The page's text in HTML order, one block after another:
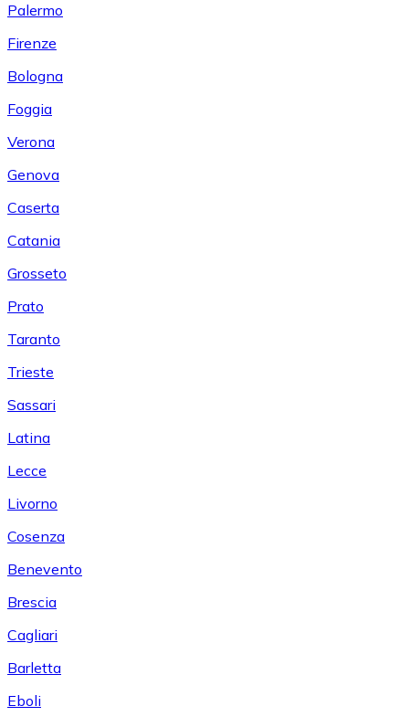
Palermo
Firenze
Bologna
Foggia
Verona
Genova
Caserta
Catania
Grosseto
Prato
Taranto
Trieste
Sassari
Latina
Lecce
Livorno
Cosenza
Benevento
Brescia
Cagliari
Barletta
Eboli